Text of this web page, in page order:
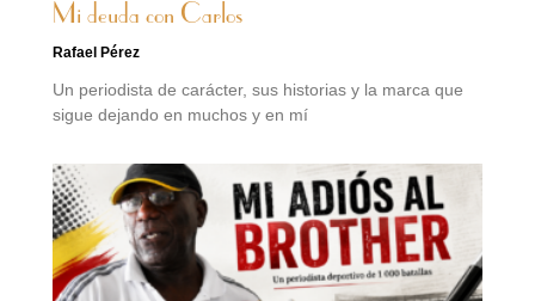
Mi deuda con Carlos
Rafael Pérez
Un periodista de carácter, sus historias y la marca que
sigue dejando en muchos y en mí